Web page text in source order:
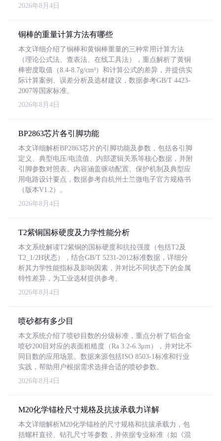
2026年8月4日
铜棒的重量计算方法有哪些
本文详细介绍了铜棒和黄铜棒重量的三种常用计算方法
（理论公式法、查表法、在线工具法），重点解析了黄铜
棒密度取值（8.4-8.7g/cm³）和计算公式的差异，并提供实
际计算案例、误差分析及选材建议，数据参考GB/T 4423-
2007等国家标准。
2026年8月4日
BP2863芯片各引脚功能
本文详细解析BP2863芯片的引脚功能及参数，包括各引脚
定义、典型电压/电流值、内部逻辑关系等核心数据，并附
引脚参数对照表。内容涵盖驱动配置、保护机制及典型应
用电路设计要点，数据参考自杭州士兰微电子官方规格书
（版本V1.2）。
2026年8月4日
T2紫铜国标硬度及力学性能分析
本文系统解读T2紫铜的国标硬度和抗拉强度（包括T2及
T2_1/2H状态），结合GB/T 5231-2012标准数据，详细分
析其力学性能指标及影响因素，并对比不同状态下的金属
特性差异，为工业选材提供参考。
2026年8月4日
喷砂都有多少目
本文系统介绍了喷砂目数的分级标准，重点分析了铝合金
喷砂200目对应的表面粗糙度（Ra 3.2-6.3μm），并对比不
同目数的应用场景。数据来源包括ISO 8503-1标准和行业
实践，帮助用户根据需求选择合适的喷砂参数。
2026年8月4日
M20化学锚栓尺寸规格及抗拔承载力详解
本文详细解析M20化学锚栓的尺寸规格和抗拔承载力，包
括螺杆直径、钻孔尺寸等参数，并依据专业标准（如《混